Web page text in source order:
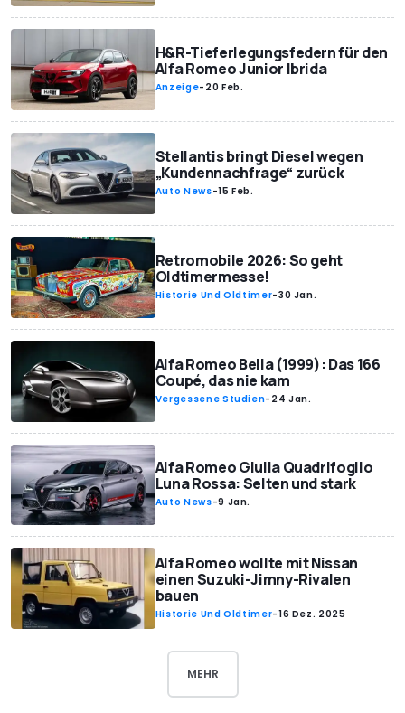
H&R-Tieferlegungsfedern für den
Alfa Romeo Junior Ibrida
Anzeige- 20 Feb.
Stellantis bringt Diesel wegen
„Kundennachfrage“ zurück
Auto News-15 Feb.
Retromobile 2026: So geht
Oldtimermesse!
Historie Und Oldtimer-30 Jan.
Alfa Romeo Bella (1999): Das 166
Coupé, das nie kam
Vergessene Studien- 24 Jan.
Alfa Romeo Giulia Quadrifoglio
Luna Rossa: Selten und stark
Auto News-9 Jan.
Alfa Romeo wollte mit Nissan
einen Suzuki-Jimny-Rivalen
bauen
Historie Und Oldtimer-16 Dez. 2025
MEHR